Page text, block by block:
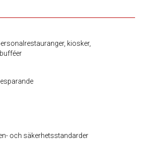
kiosker,
och säkerhetsstandarder